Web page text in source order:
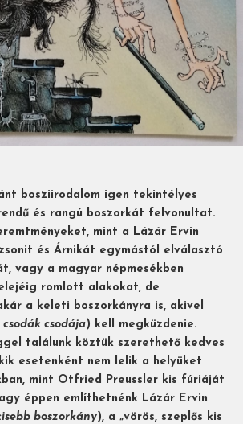
bosziirodalom igen tekintélyes
és rangú boszorkát felvonultat.
mint a Lázár Ervin
és Árnikát egymástól elválasztó
vagy a magyar népmesékben
romlott alakokat, de
a keleti boszorkányra is, akivel
csodák csodája) kell megküzdenie.
találunk köztük szerethető kedves
esetenként nem lelik a helyüket
mint Otfried Preussler kis fúriáját
éppen említhetnénk Lázár Ervin
boszorkány), a „vörös, szeplős kis